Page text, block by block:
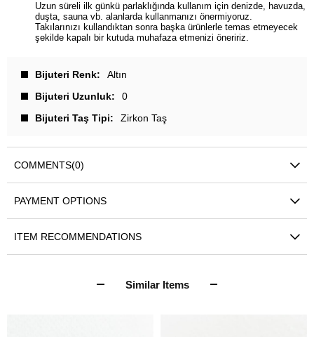
Uzun süreli ilk günkü parlaklığında kullanım için denizde, havuzda,
duşta, sauna vb. alanlarda kullanmanızı önermiyoruz.
Takılarınızı kullandıktan sonra başka ürünlerle temas etmeyecek
şekilde kapalı bir kutuda muhafaza etmenizi öneririz.
Bijuteri Renk
Altın
Bijuteri Uzunluk
0
Bijuteri Taş Tipi
Zirkon Taş
COMMENTS(0)
PAYMENT OPTIONS
ITEM RECOMMENDATIONS
Similar Items